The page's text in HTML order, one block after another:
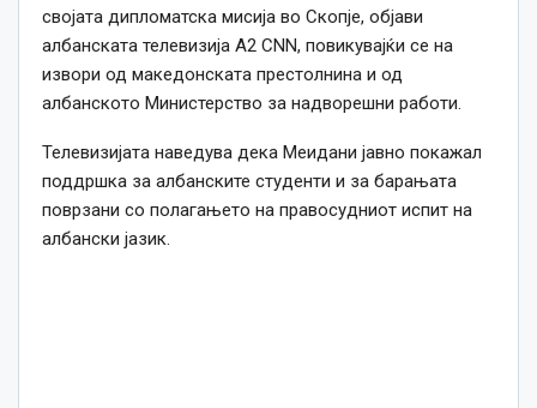
својата дипломатска мисија во Скопје, објави
албанската телевизија A2 CNN, повикувајќи се на
извори од македонската престолнина и од
албанското Министерство за надворешни работи.
Телевизијата наведува дека Меидани јавно покажал
поддршка за албанските студенти и за барањата
поврзани со полагањето на правосудниот испит на
албански јазик.